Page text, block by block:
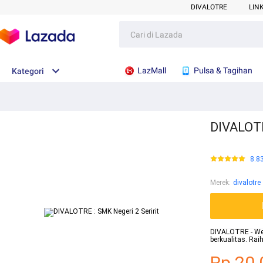
DIVALOTRE
Kategori LazMall Pulsa & Tagihan
Merek: divalotre
DIVALOTRE -
berkualitas.